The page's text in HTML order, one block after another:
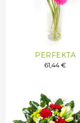
PERFEKTA
61,44 €